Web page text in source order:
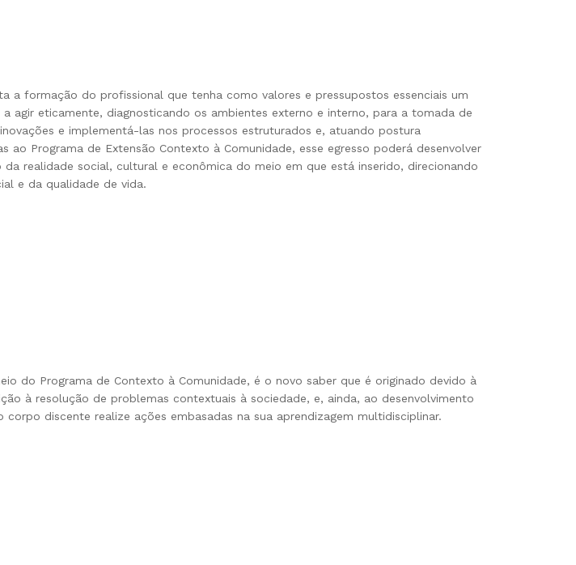
a formação do profissional que tenha como valores e pressupostos essenciais um
eticamente, diagnosticando os ambientes externo e interno, para a tomada de
e implementá-las nos processos estruturados e, atuando postura
Programa de Extensão Contexto à Comunidade, esse egresso poderá desenvolver
realidade social, cultural e econômica do meio em que está inserido, direcionando
e da qualidade de vida.
do Programa de Contexto à Comunidade, é o novo saber que é originado devido à
à resolução de problemas contextuais à sociedade, e, ainda, ao desenvolvimento
discente realize ações embasadas na sua aprendizagem multidisciplinar.